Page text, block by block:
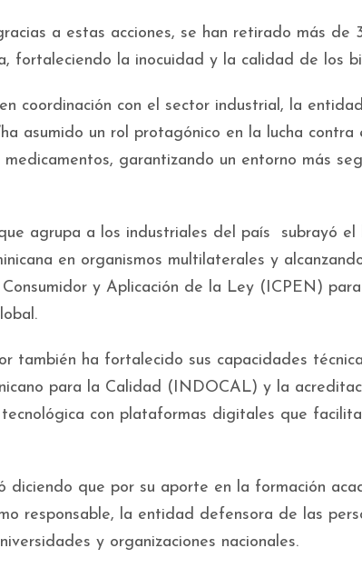
a estas acciones, se han retirado más
fortaleciendo la inocuidad y la calidad de los
coordinación con el sector industrial, la
asumido un rol protagónico en la lucha
medicamentos, garantizando un entorno más
agrupa a los industriales del país subrayó
en organismos multilaterales y
y Aplicación de la Ley (ICPEN)
también ha fortalecido sus capacidades
para la Calidad (INDOCAL) y la
con plataformas digitales que
diciendo que por su aporte en la formación
responsable, la entidad defensora de las
y organizaciones nacionales.